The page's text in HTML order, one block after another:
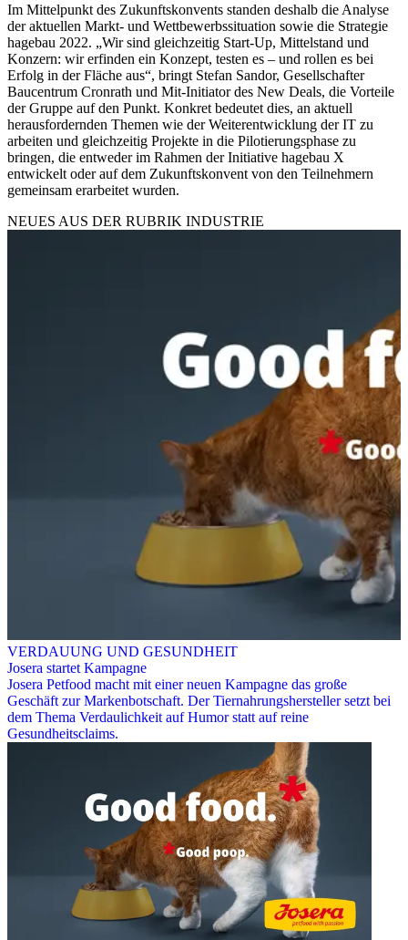
Im Mittelpunkt des Zukunftskonvents standen deshalb die Analyse
der aktuellen Markt- und Wettbewerbssituation sowie die Strategie
hagebau 2022. „Wir sind gleichzeitig Start-Up, Mittelstand und
Konzern: wir erfinden ein Konzept, testen es – und rollen es bei
Erfolg in der Fläche aus“, bringt Stefan Sandor, Gesellschafter
Baucentrum Cronrath und Mit-Initiator des New Deals, die Vorteile
der Gruppe auf den Punkt. Konkret bedeutet dies, an aktuell
herausfordernden Themen wie der Weiterentwicklung der IT zu
arbeiten und gleichzeitig Projekte in die Pilotierungsphase zu
bringen, die entweder im Rahmen der Initiative hagebau X
entwickelt oder auf dem Zukunftskonvent von den Teilnehmern
gemeinsam erarbeitet wurden.
NEUES AUS DER RUBRIK INDUSTRIE
VERDAUUNG UND GESUNDHEIT
Josera startet Kampagne
Josera Petfood macht mit einer neuen Kampagne das große
Geschäft zur Markenbotschaft. Der Tiernahrungshersteller setzt bei
dem Thema Verdaulichkeit auf Humor statt auf reine
Gesundheitsclaims.